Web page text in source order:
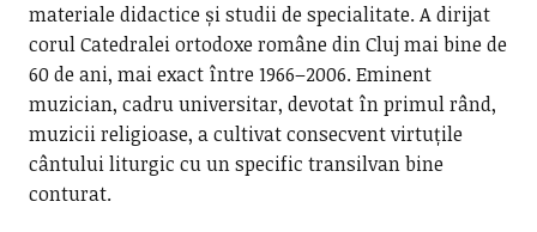
materiale didactice și studii de specialitate. A dirijat
corul Catedralei ortodoxe române din Cluj mai bine de
60 de ani, mai exact între 1966–2006. Eminent
muzician, cadru universitar, devotat în primul rând,
muzicii religioase, a cultivat consecvent virtuțile
cântului liturgic cu un specific transilvan bine
conturat.